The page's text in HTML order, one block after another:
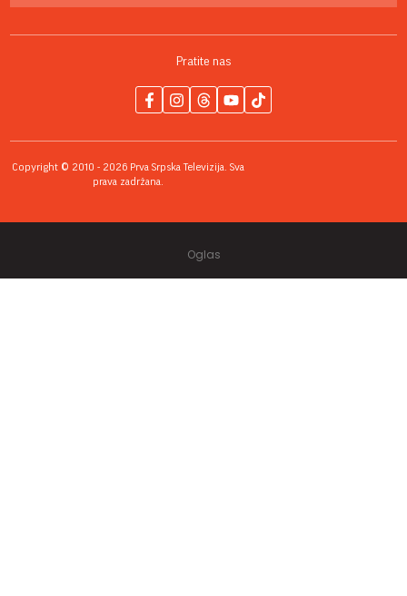
Pratite nas
Copyright © 2010 - 2026 Prva Srpska Televizija. Sva
prava zadržana.